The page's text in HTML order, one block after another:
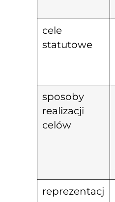
cele
statutowe
sposoby
realizacji
celów
reprezentacj